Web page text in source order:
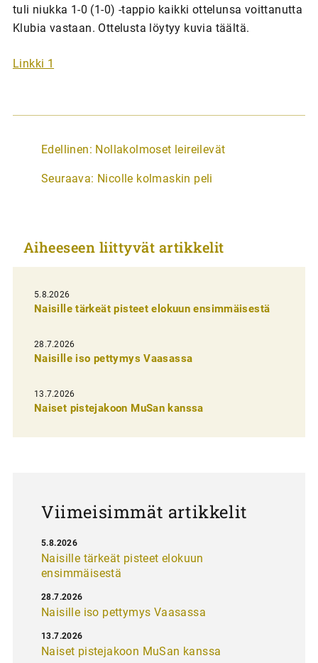
tuli niukka 1-0 (1-0) -tappio kaikki ottelunsa voittanutta
Klubia vastaan. Ottelusta löytyy kuvia täältä.
Linkki 1
A
t
k
e
l
i
e
n
e
Edellinen: Nollakolmoset leireilevät
Seuraava: Nicolle kolmaskin peli
Aiheeseen liittyvät artikkelit
5.8.2026
Naisille tärkeät pisteet elokuun ensimmäisestä
28.7.2026
Naisille iso pettymys Vaasassa
13.7.2026
Naiset pistejakoon MuSan kanssa
Viimeisimmät artikkelit
Naisille tärkeät pisteet elokuun
ensimmäisestä
5.8.2026
Naisille iso pettymys Vaasassa
28.7.2026
Naiset pistejakoon MuSan kanssa
13.7.2026